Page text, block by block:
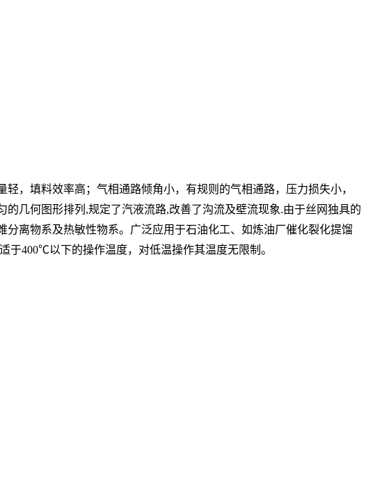
，填料效率高；气相通路倾角小，有规则的气相通路，压力损失小，
几何图形排列,规定了汽液流路,改善了沟流及壁流现象.由于丝网独具的
离物系及热敏性物系。广泛应用于石油化工、如炼油厂催化裂化提馏
于400℃以下的操作温度，对低温操作其温度无限制。